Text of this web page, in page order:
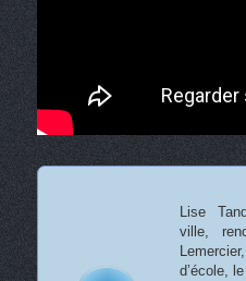
Lise
ville,
d’école,